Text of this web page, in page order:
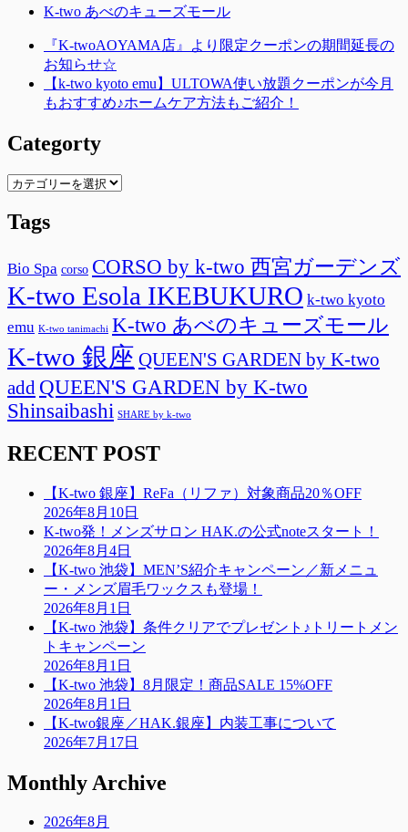
K-two あべのキューズモール
『K-twoAOYAMA店』より限定クーポンの期間延長の
お知らせ☆
【k-two kyoto emu】ULTOWA使い放題クーポンが今月
もおすすめ♪ホームケア方法もご紹介！
Categorty
Categorty
Tags
Bio Spa corso CORSO by k-two 西宮ガーデンズ
K-two Esola IKEBUKURO k-two kyoto
emu K-two tanimachi K-two あべのキューズモール
K-two 銀座 QUEEN'S GARDEN by K-two
add QUEEN'S GARDEN by K-two
Shinsaibashi SHARE by k-two
RECENT POST
【K-two 銀座】ReFa（リファ）対象商品20％OFF
2026年8月10日
K-two発！メンズサロン HAK.の公式noteスタート！
2026年8月4日
【K-two 池袋】MEN’S紹介キャンペーン／新メニュ
ー・メンズ眉毛ワックスも登場！
2026年8月1日
【K-two 池袋】条件クリアでプレゼント♪トリートメン
トキャンペーン
2026年8月1日
【K-two 池袋】8月限定！商品SALE 15%OFF
2026年8月1日
【K-two銀座／HAK.銀座】内装工事について
2026年7月17日
Monthly Archive
2026年8月